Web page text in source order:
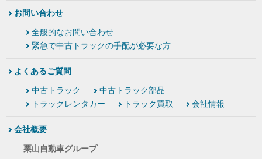
お問い合わせ
全般的なお問い合わせ
緊急で中古トラックの手配が必要な方
よくあるご質問
中古トラック
中古トラック部品
トラックレンタカー
トラック買取 会社情報
会社概要
栗山自動車グループ